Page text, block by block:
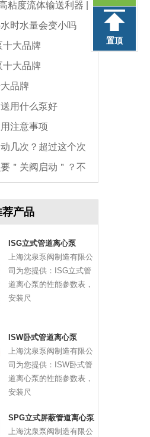
置顶
粘度流体输送利器 |
时水量会变小吗
十大品牌
十大品牌
品牌
用什么泵好
注意事项
几次？超过这个次
＂关阀启动＂？不
荐产品
ISG立式管道离心泵
上海沈泉泵阀制造有限公
司为您提供：ISG立式管
道离心泵的性能参数表，
安装尺
ISW卧式管道离心泵
上海沈泉泵阀制造有限公
司为您提供：ISW卧式管
道离心泵的性能参数表，
安装尺
SPG立式屏蔽管道离心泵
上海沈泉泵阀制造有限公